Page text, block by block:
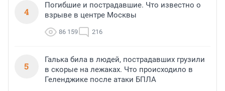
4
Погибшие и пострадавшие. Что известно о
взрыве в центре Москвы
86 159 216
5
Галька била в людей, пострадавших грузили
в скорые на лежаках. Что происходило в
Геленджике после атаки БПЛА